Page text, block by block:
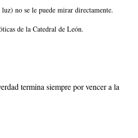
no se le puede mirar directamente.
de la Catedral de León.
termina siempre por vencer a la